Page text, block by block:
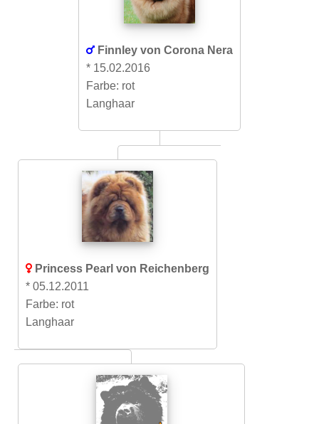
Finnley von Corona Nera
* 15.02.2016
Farbe: rot
Langhaar
Princess Pearl von Reichenberg
* 05.12.2011
Farbe: rot
Langhaar